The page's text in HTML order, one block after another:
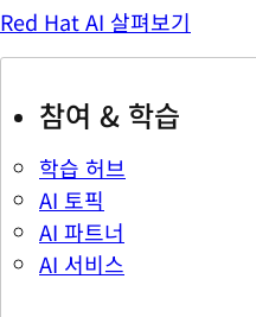
Red Hat AI 살펴보기
참여 & 학습
학습 허브
AI 토픽
AI 파트너
AI 서비스